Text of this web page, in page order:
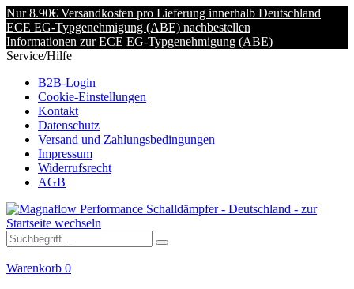
Nur 8.90€ Versandkosten pro Lieferung innerhalb Deutschland
ECE EG-Typgenehmigung (ABE) nachbestellen
Informationen zur ECE EG-Typgenehmigung (ABE)
Service/Hilfe
B2B-Login
Cookie-Einstellungen
Kontakt
Datenschutz
Versand und Zahlungsbedingungen
Impressum
Widerrufsrecht
AGB
Warenkorb 0